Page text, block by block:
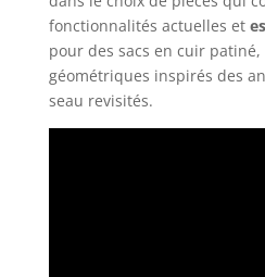
fonctionnalités actuelles et
pour des sacs en cuir
géométriques inspirés des
seau revisités.